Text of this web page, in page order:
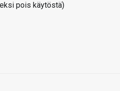
pois käytöstä)